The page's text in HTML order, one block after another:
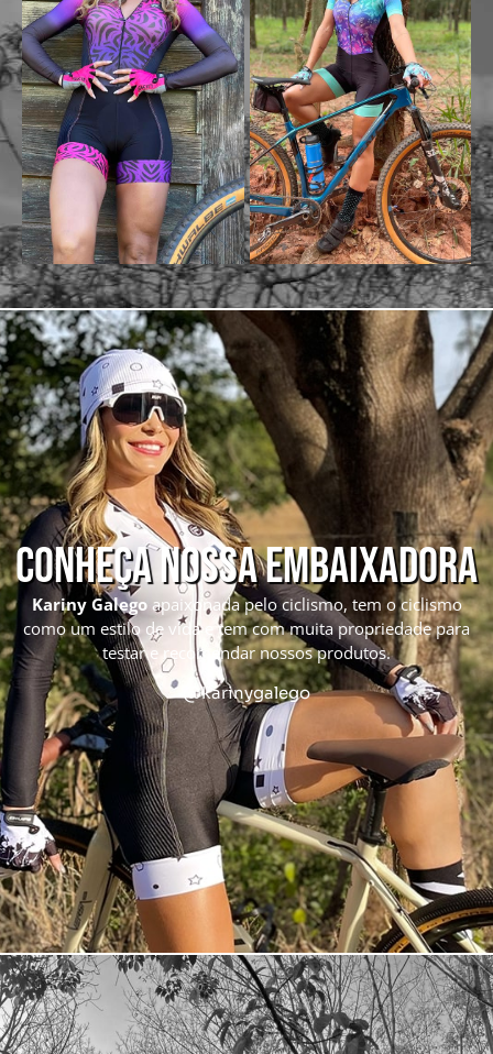
Conheça nossa embaixadora
Kariny Galegoapaixonada pelo ciclismo, tem o ciclismo
como um estilo de vida e tem com muita propriedade para
testar e recomendar nossos produtos.
@karinygalego